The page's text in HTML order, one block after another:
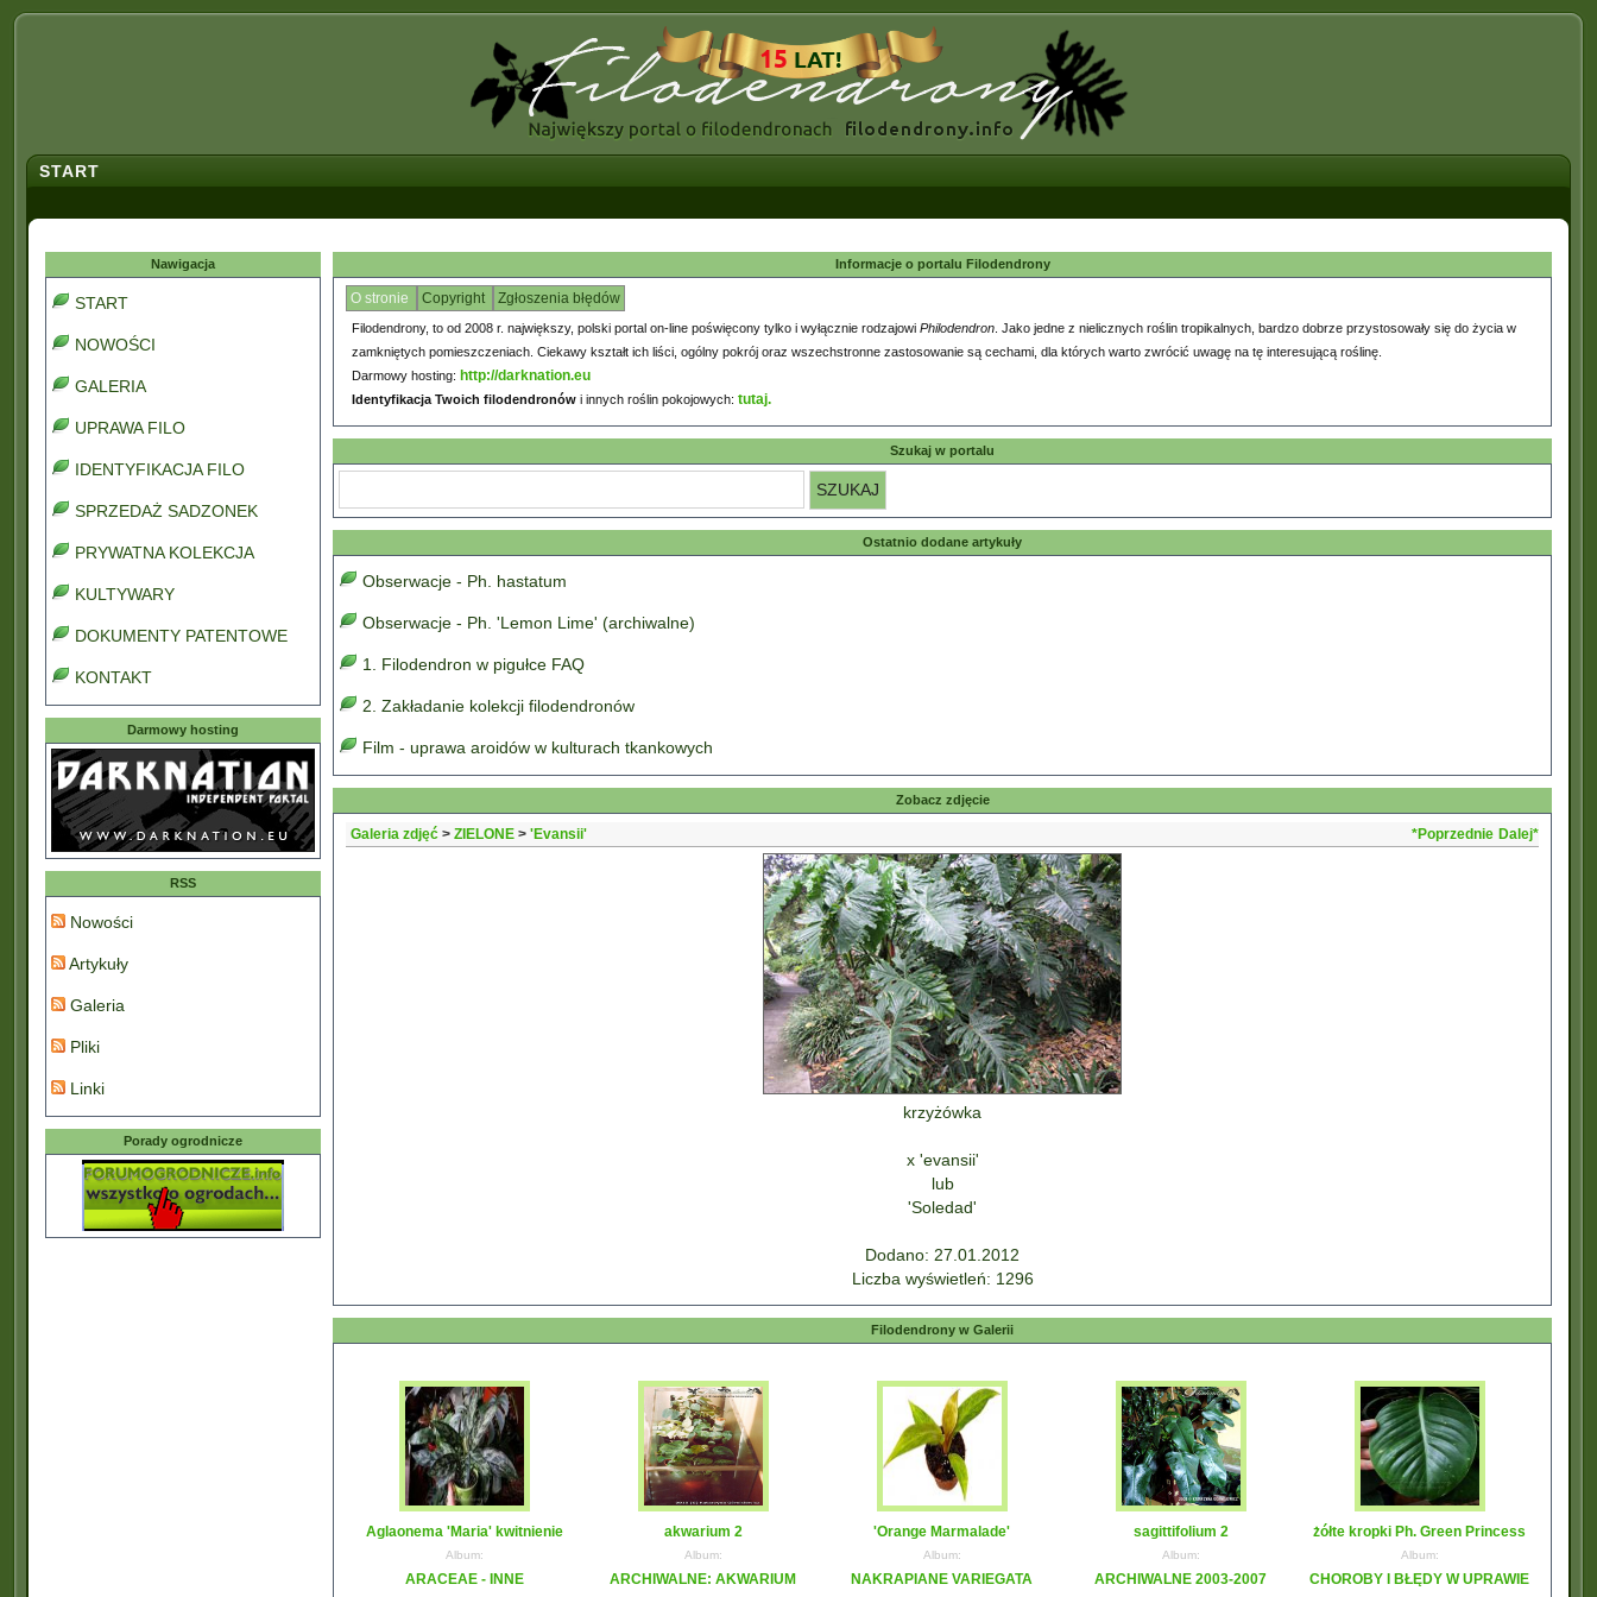
START
Nawigacja
START
NOWOŚCI
GALERIA
UPRAWA FILO
IDENTYFIKACJA FILO
SPRZEDAŻ SADZONEK
PRYWATNA KOLEKCJA
KULTYWARY
DOKUMENTY PATENTOWE
KONTAKT
Darmowy hosting
RSS
Nowości
Artykuły
Galeria
Pliki
Linki
Porady ogrodnicze
Informacje o portalu Filodendrony
O stronie Copyright Zgłoszenia błędów
Filodendrony, to od 2008 r. największy, polski portal on-line poświęcony tylko i wyłącznie rodzajowi Philodendron . Jako jedne z nielicznych roślin tropikalnych, bardzo dobrze przystosowały się do życia w
zamkniętych pomieszczeniach. Ciekawy kształt ich liści, ogólny pokrój oraz wszechstronne zastosowanie są cechami, dla których warto zwrócić uwagę na tę interesującą roślinę.
Darmowy hosting: http://darknation.eu
Identyfikacja Twoich filodendronów i innych roślin pokojowych: tutaj.
Szukaj w portalu
Ostatnio dodane artykuły
Obserwacje - Ph. hastatum
Obserwacje - Ph. 'Lemon Lime' (archiwalne)
1. Filodendron w pigułce FAQ
2. Zakładanie kolekcji filodendronów
Film - uprawa aroidów w kulturach tkankowych
Zobacz zdjęcie
Galeria zdjęć > ZIELONE > 'Evansii' *Poprzednie Dalej*
krzyżówka
x 'evansii'
lub
'Soledad'
Dodano: 27.01.2012
Liczba wyświetleń: 1296
Filodendrony w Galerii
Aglaonema 'Maria' kwitnienie
Album:
ARACEAE - INNE
akwarium 2
Album:
ARCHIWALNE: AKWARIUM
'Orange Marmalade'
Album:
NAKRAPIANE VARIEGATA
sagittifolium 2
Album:
ARCHIWALNE 2003-2007
żółte kropki Ph. Green Princess
Album:
CHOROBY I BŁĘDY W UPRAWIE